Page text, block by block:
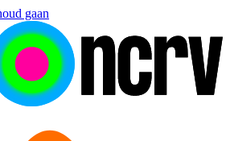
gaan